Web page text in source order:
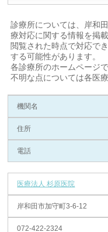
診療所については、岸和
療対応に関する情報を掲
閲覧された時点で対応で
する可能性があります。
各診療所のホームページ
不明な点については各医
機関名
住所
電話
医療法人 杉原医院
岸和田市加守町3-6-12
072-422-2324